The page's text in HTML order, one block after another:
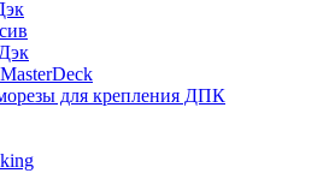
для крепления ДПК